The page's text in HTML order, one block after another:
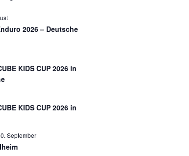
2026 – Deutsche
KIDS CUP 2026 in
KIDS CUP 2026 in
September